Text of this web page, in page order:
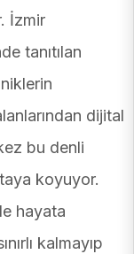
İzmir
tanıtılan
dijital
bu denli
koyuyor.
hayata
kalmayıp